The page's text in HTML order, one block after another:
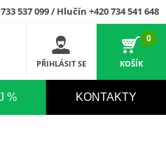
537 099 / Hlučín +420 734 541 648
PŘIHLÁSIT SE
0
KOŠÍK
% KONTAKTY